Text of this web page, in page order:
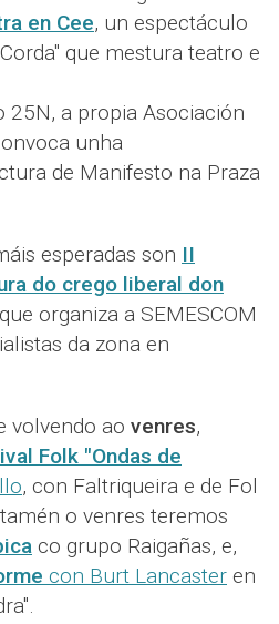
en Cee, un espectáculo
que mestura teatro e
25N, a propia Asociación
unha
de Manifesto na Praza
esperadas son II
do crego liberal don
organiza a SEMESCOM
da zona en
volvendo ao venres,
Folk "Ondas de
, con Faltriqueira e de Fol
o venres teremos
co grupo Raigañas, e,
con Burt Lancaster en